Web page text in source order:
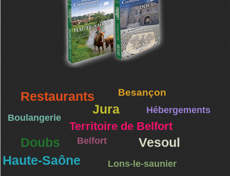
Restaurants Besançon
Jura Hébergements
Boulangerie
Territoire de Belfort
Doubs Belfort
Vesoul
Haute-Saône
Lons-le-saunier